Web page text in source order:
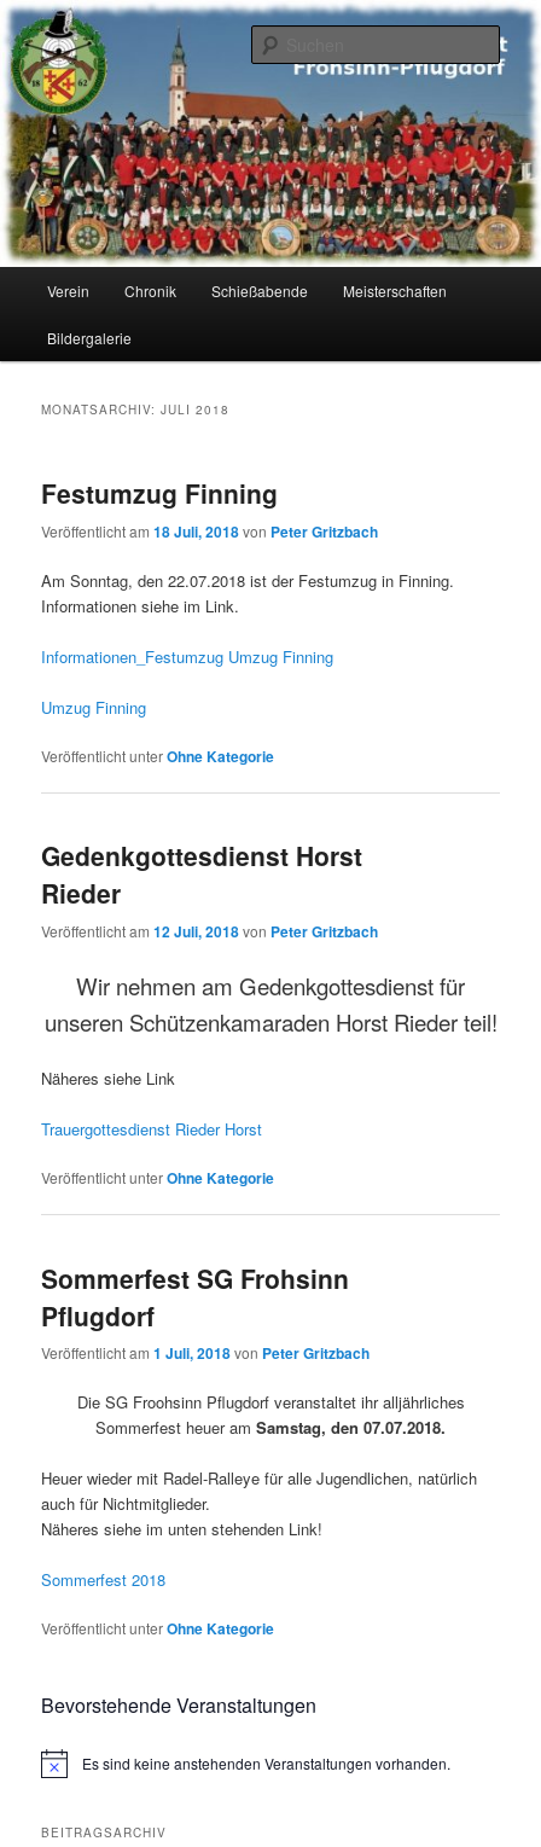
Zum
primären
Inhalt
springen
Zum
sekundären
Inhalt
springenSchützengesellschaft Frohsinn
Pflugdorf
Verein Chronik Schießabende Meisterschaften
Bildergalerie
MONATSARCHIV:JULI 2018
Festumzug Finning
Veröffentlicht am18 Juli, 2018von Peter Gritzbach
Am Sonntag, den 22.07.2018 ist der Festumzug in Finning.
Informationen siehe im Link.
Informationen_Festumzug Umzug Finning
Umzug Finning
Veröffentlicht unterOhne Kategorie
Gedenkgottesdienst Horst
Rieder
Veröffentlicht am12 Juli, 2018von Peter Gritzbach
Wir nehmen am Gedenkgottesdienst für
unseren Schützenkamaraden Horst Rieder teil!
Näheres siehe Link
Trauergottesdienst Rieder Horst
Veröffentlicht unterOhne Kategorie
Sommerfest SG Frohsinn
Pflugdorf
Veröffentlicht am1 Juli, 2018von Peter Gritzbach
Die SG Froohsinn Pflugdorf veranstaltet ihr alljährliches
Sommerfest heuer am Samstag, den 07.07.2018.
Heuer wieder mit Radel-Ralleye für alle Jugendlichen, natürlich
auch für Nichtmitglieder.
Näheres siehe im unten stehenden Link!
Sommerfest 2018
Veröffentlicht unterOhne Kategorie
Bevorstehende Veranstaltungen
HinweisEs sind keine anstehenden Veranstaltungen vorhanden.
BEITRAGSARCHIV